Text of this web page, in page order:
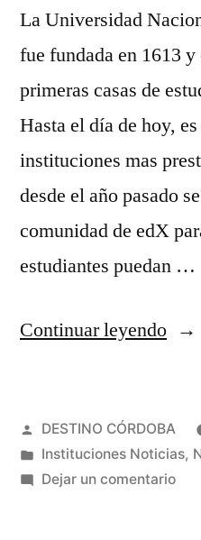
La Universidad
fue fundada en 1613
primeras casas de
Hasta el día de hoy,
instituciones mas
desde el año pasado
comunidad de edX
estudiantes puedan …
Continuar leyendo
de
Publicado
por
DESTINO CÓRDOBA
Publicada
en
Instituciones Noticias,
Dejar un comentarioen